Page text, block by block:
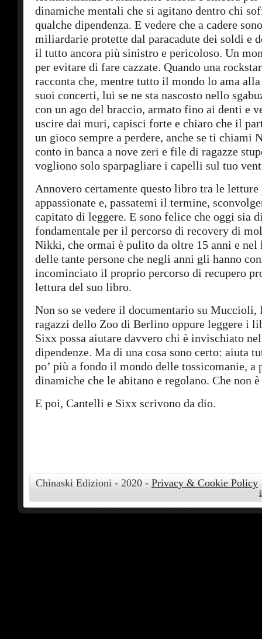
dinamiche mentali che si agitano dentro chi
qualche dipendenza. E vedere che a cadere
miliardarie protette dal paracadute dei soldi e
il tutto ancora più sinistro e pericoloso. Un
per evitare di fare cazzate. Quando una
racconta che, mentre tutto il mondo lo ama
suoi concerti, lui se ne sta nascosto nello
con un ago del braccio, armato fino ai denti e
uscire dai muri, capisci forte e chiaro che il
un gioco sempre a perdere, anche se ti chiami
conto in banca a nove zeri e file di ragazze
vogliono solo sparpagliare i capelli sul tuo
Annovero certamente questo libro tra le
appassionate e, passatemi il termine,
capitato di leggere. E sono felice che oggi sia
fondamentale per il percorso di recovery di
Nikki, che ormai è pulito da oltre 15 anni e nel
delle tante persone che negli anni gli hanno
incominciato il proprio percorso di recupero
lettura del suo libro.
Non so se vedere il documentario su Muccioli,
ragazzi dello Zoo di Berlino oppure leggere i
Sixx possa aiutare davvero chi è invischiato
dipendenze. Ma di una cosa sono certo: aiuta
po’ più a fondo il mondo delle tossicomanie, a
dinamiche che le abitano e regolano. Che non è
E poi, Cantelli e Sixx scrivono da dio.
Chinaski Edizioni - 2020 - Privacy & Cookie Policy